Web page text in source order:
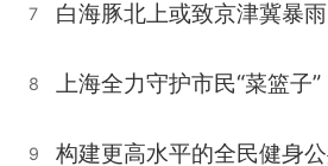
7 白海豚北上或致京津冀暴雨
8 上海全力守护市民“菜篮子”
9